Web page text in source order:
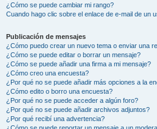
¿Cómo se puede cambiar mi rango?
Cuando hago clic sobre el enlace de e-mail de un
Publicación de mensajes
¿Cómo puedo crear un nuevo tema o enviar una
¿Cómo se puede editar o borrar un mensaje?
¿Cómo se puede añadir una firma a mi mensaje?
¿Cómo creo una encuesta?
¿Por qué no se puede añadir más opciones a la
¿Cómo edito o borro una encuesta?
¿Por qué no se puede acceder a algún foro?
¿Por qué no se puede añadir archivos adjuntos?
¿Por qué recibí una advertencia?